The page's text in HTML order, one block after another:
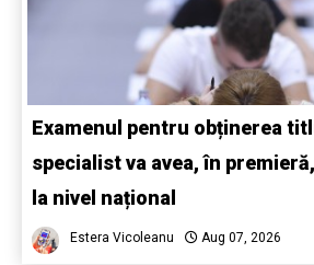
Examenul pentru obținerea
specialist va avea, în
la nivel național
Estera Vicoleanu Aug 07, 2026